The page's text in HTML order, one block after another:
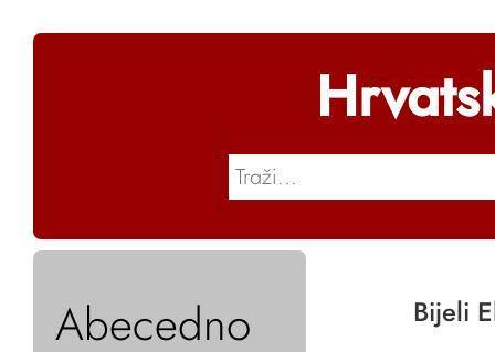
Abecedno
Bijeli